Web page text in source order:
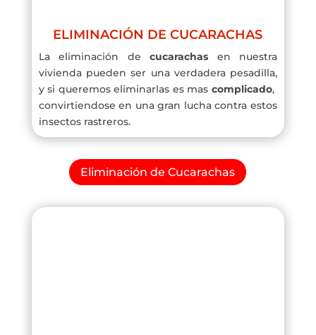
ELIMINACIÓN DE CUCARACHAS
La eliminación decucarachas en nuestra
vivienda pueden ser una verdadera pesadilla,
y si queremos eliminarlas es mas complicado,
convirtiendose en una gran lucha contra estos
insectos rastreros.
Eliminación de Cucarachas